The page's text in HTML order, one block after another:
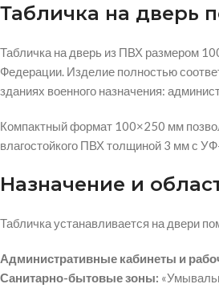
Табличка на дверь
Табличка на дверь из ПВХ размером
Федерации. Изделие полностью
зданиях военного назначения:
Компактный формат 100×250 мм
влагостойкого ПВХ толщиной 3 мм с
Назначение и
Табличка устанавливается на двери
Административные кабинеты и
Санитарно-бытовые зоны: